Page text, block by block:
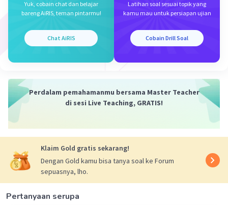
y² = 6y + 9
y² - 6y - 9 = 0 (Persamaan kuadrat)
30y + 35y + 36 + 42 = 0
65y + 78 = 0 (bukan Persamaan Kuadrat)
Yuk, cobain chat dan belajar
bareng AiRIS, teman pintarmu!
Chat AiRIS
Latihan soal sesuai topik yang
kamu mau untuk persiapan ujian
Cobain Drill Soal
Perdalam pemahamanmu bersama Master Teacher
di sesi Live Teaching, GRATIS!
Klaim Gold gratis sekarang!
Dengan Gold kamu bisa tanya soal ke Forum
sepuasnya, lho.
Pertanyaan serupa